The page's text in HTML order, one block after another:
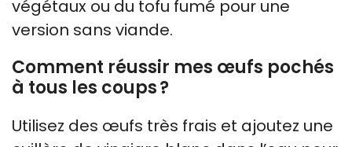
végétaux ou du tofu fumé pour une
version sans viande.
Comment réussir mes œufs pochés
à tous les coups ?
Utilisez des œufs très frais et ajoutez une